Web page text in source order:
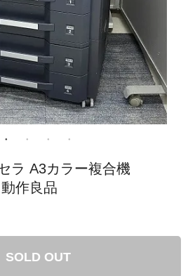
ラ A3カラー複合機
作良品
SOLD OUT